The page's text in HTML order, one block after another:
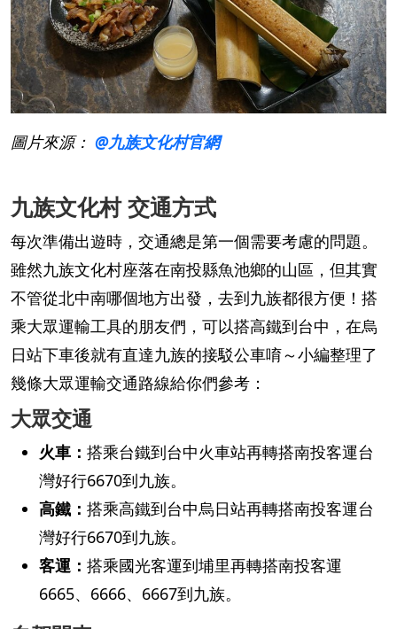
圖片來源： @九族文化村官網
九族文化村 交通方式
每次準備出遊時，交通總是第一個需要考慮的問題。
雖然九族文化村座落在南投縣魚池鄉的山區，但其實
不管從北中南哪個地方出發，去到九族都很方便！搭
乘大眾運輸工具的朋友們，可以搭高鐵到台中，在烏
日站下車後就有直達九族的接駁公車唷～小編整理了
幾條大眾運輸交通路線給你們參考：
大眾交通
火車： 搭乘台鐵到台中火車站再轉搭南投客運台
灣好行6670到九族。
高鐵： 搭乘高鐵到台中烏日站再轉搭南投客運台
灣好行6670到九族。
客運： 搭乘國光客運到埔里再轉搭南投客運
6665、6666、6667到九族。